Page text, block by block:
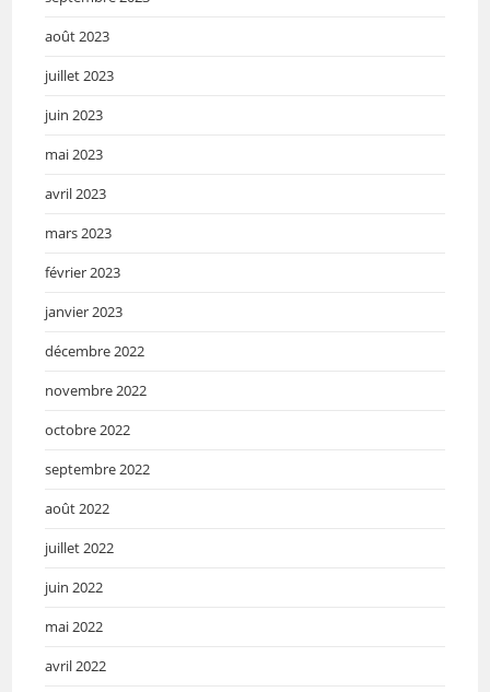
août 2023
juillet 2023
juin 2023
mai 2023
avril 2023
mars 2023
février 2023
janvier 2023
décembre 2022
novembre 2022
octobre 2022
septembre 2022
août 2022
juillet 2022
juin 2022
mai 2022
avril 2022